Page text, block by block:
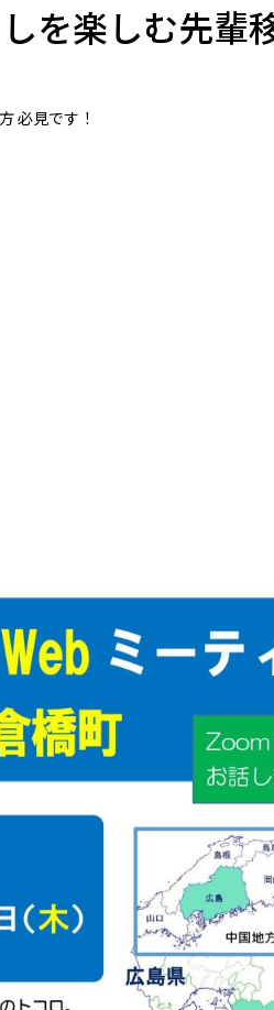
を楽しむ先輩
必見です！